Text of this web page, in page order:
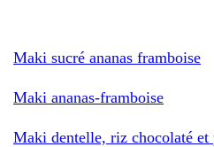
Maki sucré ananas framboise
Maki ananas-framboise
Maki dentelle, riz chocolaté et